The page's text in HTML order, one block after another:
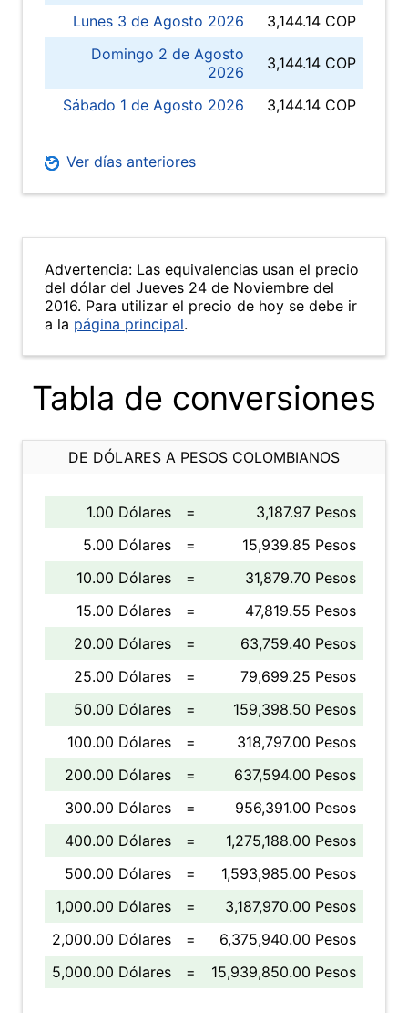
Lunes 3 de Agosto 2026
3,144.14 COP
Domingo 2 de Agosto
2026
3,144.14 COP
Sábado 1 de Agosto 2026 3,144.14 COP
Ver días anteriores
Advertencia: Las equivalencias usan el precio
del dólar del Jueves 24 de Noviembre del
2016. Para utilizar el precio de hoy se debe ir
a la página principal.
Tabla de conversiones
DE DÓLARES A PESOS COLOMBIANOS
1.00 Dólares =
3,187.97 Pesos
5.00 Dólares
=
15,939.85 Pesos
10.00 Dólares
=
31,879.70 Pesos
15.00 Dólares
=
47,819.55 Pesos
20.00 Dólares
=
63,759.40 Pesos
25.00 Dólares
=
79,699.25 Pesos
50.00 Dólares
=
159,398.50 Pesos
100.00 Dólares
=
318,797.00 Pesos
200.00 Dólares
=
637,594.00 Pesos
300.00 Dólares
=
956,391.00 Pesos
400.00 Dólares
=
1,275,188.00 Pesos
500.00 Dólares
=
1,593,985.00 Pesos
1,000.00 Dólares
=
3,187,970.00 Pesos
2,000.00 Dólares
=
6,375,940.00 Pesos
5,000.00 Dólares
= 15,939,850.00 Pesos